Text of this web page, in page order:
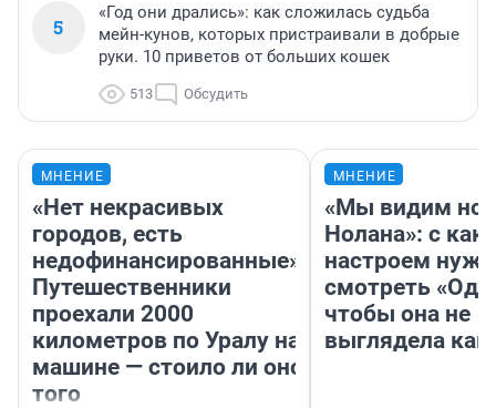
5
«Год они дрались»: как сложилась судьба
мейн-кунов, которых пристраивали в добрые
руки. 10 приветов от больших кошек
513 Обсудить
МНЕНИЕ
«Нет некрасивых
городов, есть
недофинансированные».
Путешественники
проехали 2000
километров по Уралу на
машине — стоило ли оно
того
МНЕНИЕ
«Мы видим
Нолана»: с
настроем
смотреть
чтобы она не
выглядела как